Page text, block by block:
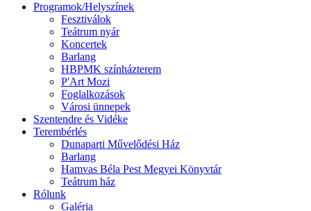
Programok/Helyszínek
Fesztiválok
Teátrum nyár
Koncertek
Barlang
HBPMK színházterem
P'Art Mozi
Foglalkozások
Városi ünnepek
Szentendre és Vidéke
Terembérlés
Dunaparti Művelődési Ház
Barlang
Hamvas Béla Pest Megyei Könyvtár
Teátrum ház
Rólunk
Galéria